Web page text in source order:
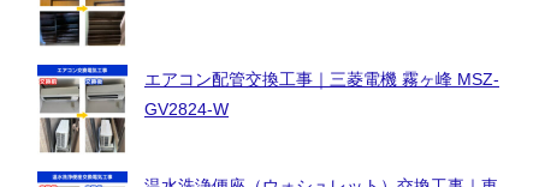
エアコン配管交換工事｜三菱電機 霧ヶ峰 MSZ-
GV2824-W